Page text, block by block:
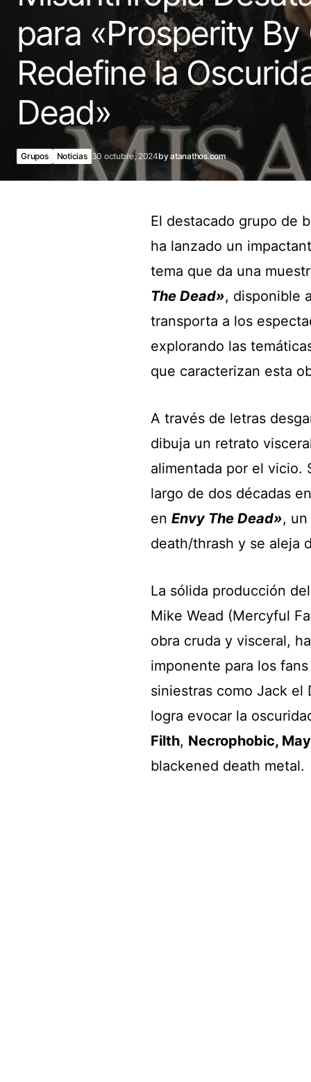
para «Prosperity
Redefine la
Dead»
Grupos Noticias 30 octubre, 2024byatanathos.com
El destacado grupo de
ha lanzado un
tema que da una
The Dead», disponible
transporta a los
explorando las
que caracterizan esta
A través de letras
dibuja un retrato
alimentada por el vicio.
largo de dos décadas
en Envy The Dead»,
death/thrash y se aleja
La sólida producción
Mike Wead (Mercyful
obra cruda y visceral,
imponente para los
siniestras como Jack el
logra evocar la
Filth, Necrophobic,
blackened death metal.